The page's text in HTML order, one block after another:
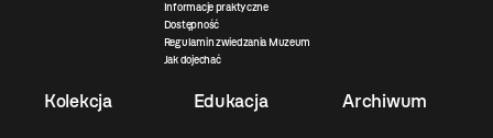
Informacje praktyczne
Dostępność
Regulamin zwiedzania Muzeum
Jak dojechać
Kolekcja Edukacja Archiwum